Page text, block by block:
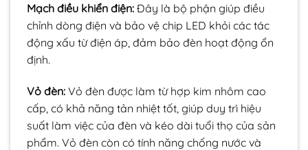
Mạch điều khiển điện: Đây là bộ phận giúp điều
chỉnh dòng điện và bảo vệ chip LED khỏi các tác
động xấu từ điện áp, đảm bảo đèn hoạt động ổn
định.
Vỏ đèn: Vỏ đèn được làm từ hợp kim nhôm cao
cấp, có khả năng tản nhiệt tốt, giúp duy trì hiệu
suất làm việc của đèn và kéo dài tuổi thọ của sản
phẩm. Vỏ đèn còn có tính năng chống nước và